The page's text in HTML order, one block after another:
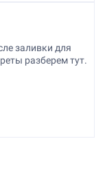
заливки для
разберем тут.